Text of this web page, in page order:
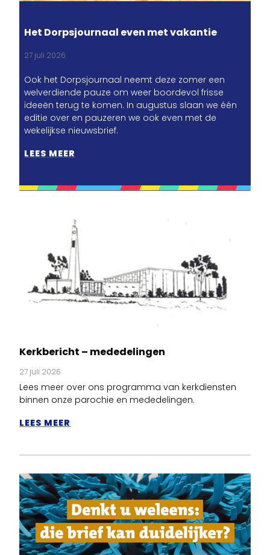
Het Dorpsjournaal even met vakantie
27 juli 2026
Ook het Dorpsjournaal neemt deze zomer een
welverdiende pauze om weer boordevol frisse
ideeën terug te komen. In augustus slaan we één
editie over en pauzeren we ook even met de
wekelijkse nieuwsbrief.
LEES MEER
Kerkbericht – mededelingen
27 juli 2026
Lees meer over ons programma van kerkdiensten
binnen onze parochie en mededelingen.
LEES MEER